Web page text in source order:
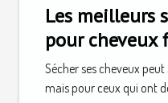
Les meilleurs
pour cheveux
Sécher ses cheveux
mais pour ceux qui ont